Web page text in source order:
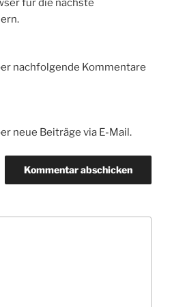
für die nächste
nachfolgende Kommentare
neue Beiträge via E-Mail.